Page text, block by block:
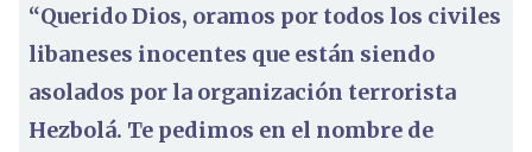
“Querido Dios, oramos por todos los civiles
libaneses inocentes que están siendo
asolados por la organización terrorista
Hezbolá. Te pedimos en el nombre de